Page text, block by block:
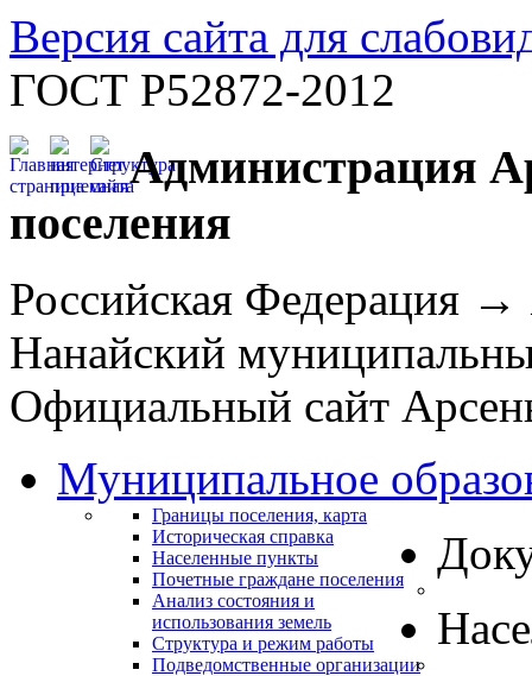
Версия сайта для
ГОСТ Р52872-2012
Администрация
поселения
Российская Федерация
Нанайский
Официальный сайт
Муниципальное
Границы поселения, карта
Историческая справка
Населенные пункты
Почетные граждане поселения
Анализ состояния и
использования земель
Структура и режим работы
Подведомственные организации